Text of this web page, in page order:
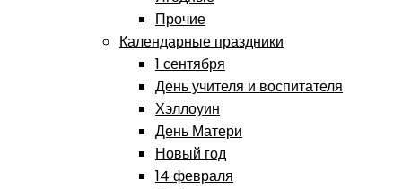
Прочие
Календарные праздники
1 сентября
День учителя и воспитателя
Хэллоуин
День Матери
Новый год
14 февраля